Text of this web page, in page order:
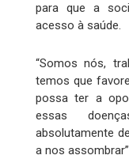
para que a
acesso à saúde.
“Somos nós,
temos que
possa ter a
essas
absolutamente
a nos